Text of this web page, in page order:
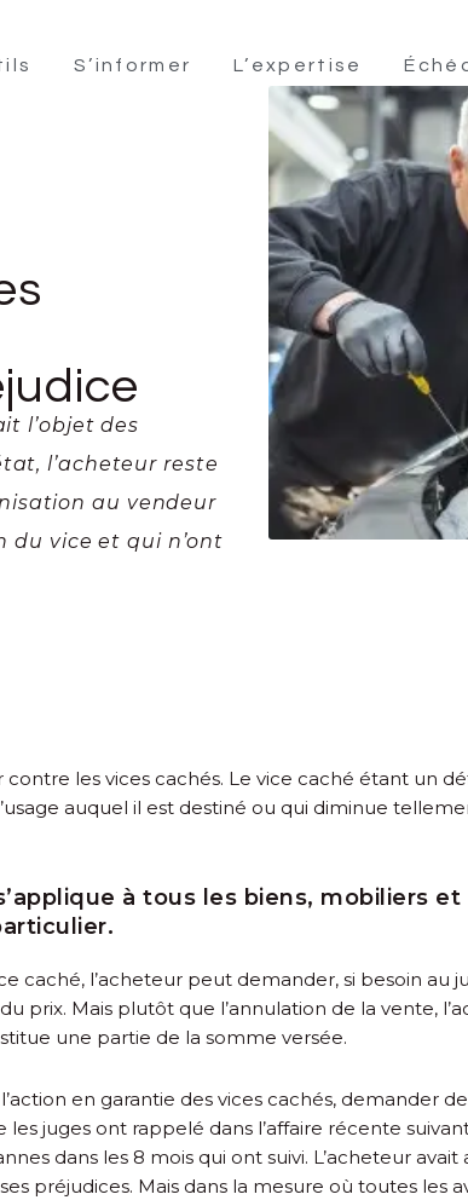
S’informer L’expertise
l’objet des
l’acheteur reste
au vendeur
du vice et qui n’ont
les vices cachés. Le vice caché étant un
auquel il est destiné ou qui diminue
à tous les biens, mobiliers
caché, l’acheteur peut demander, si besoin au
prix. Mais plutôt que l’annulation de la vente,
une partie de la somme versée.
en garantie des vices cachés, demander
les juges ont rappelé dans l’affaire récente
dans les 8 mois qui ont suivi. L’acheteur
préjudices. Mais dans la mesure où toutes les